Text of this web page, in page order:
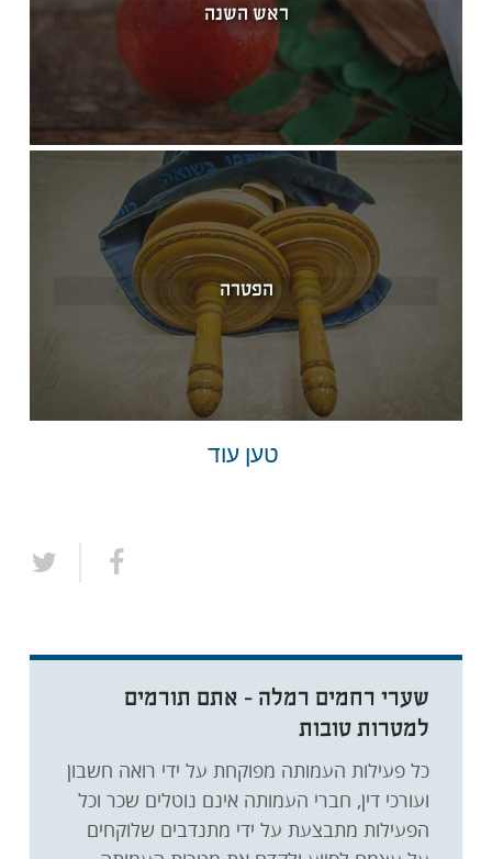
ראש השנה
הפטרה
טען עוד
שערי רחמים רמלה - אתם תורמים
למטרות טובות
כל פעילות העמותה מפוקחת על ידי רואה חשבון
ועורכי דין, חברי העמותה אינם נוטלים שכר וכל
הפעילות מתבצעת על ידי מתנדבים שלוקחים